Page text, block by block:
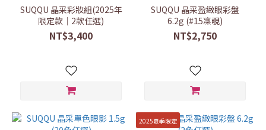
SUQQU 晶采彩妝組(2025年
限定款｜2款任選)
NT$3,400
SUQQU 晶采盈緻眼彩盤
6.2g (#15凜覗)
NT$2,750
2025夏季限定